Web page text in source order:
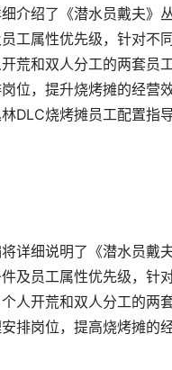
介绍了《潜水员戴夫》
工属性优先级，针对不
荒和双人分工的两套员
位，提升烧烤摊的经营
林DLC烧烤摊员工配置指
详细说明了《潜水员戴
及员工属性优先级，针
人开荒和双人分工的两
排岗位，提高烧烤摊的